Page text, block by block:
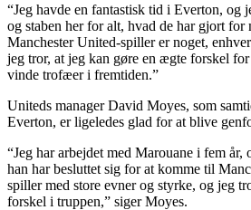
“Jeg havde en fantastisk tid i Everton, og
og staben her for alt, hvad de har gjort
Manchester United-spiller er noget,
jeg tror, at jeg kan gøre en ægte forskel
vinde trofæer i fremtiden.”
Uniteds manager David Moyes, som
Everton, er ligeledes glad for at blive
“Jeg har arbejdet med Marouane i fem
han har besluttet sig for at komme til
spiller med store evner og styrke, og jeg
forskel i truppen,” siger Moyes.